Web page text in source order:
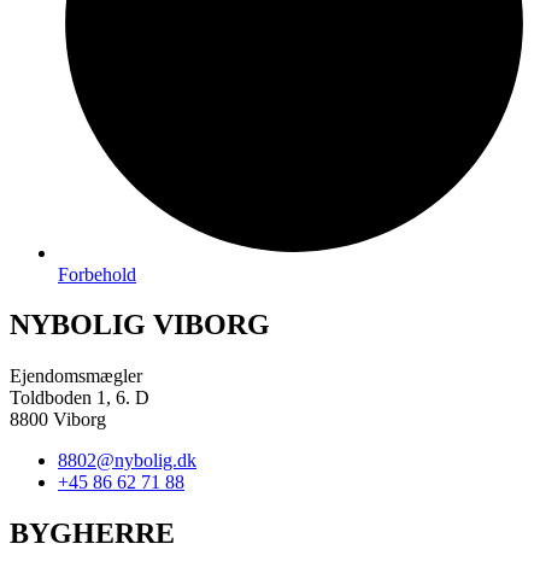
Forbehold
NYBOLIG VIBORG
Ejendomsmægler
Toldboden 1, 6. D
8800 Viborg
8802@nybolig.dk
+45 86 62 71 88
BYGHERRE